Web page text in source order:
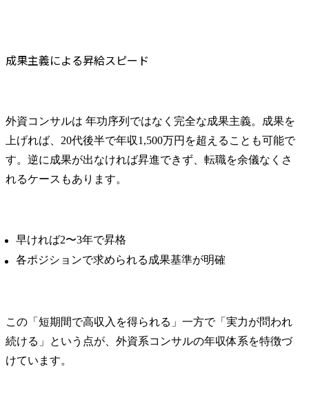
論理的思考力
語学力（特に英語）
即戦力として評価される人材の特徴
業界知識を持つ人材
プロジェクト推進の実績がある人材
書類選考
筆記試験・オンラインテスト
パートナー面接
外資コンサル転職時の年収交渉術
自分の市場価値を把握する方法
成果主義による昇給スピード
外資コンサルは 年功序列ではなく完全な成果主義。成果を
上げれば、20代後半で年収1,500万円を超えることも可能で
す。逆に成果が出なければ昇進できず、転職を余儀なくさ
れるケースもあります。
早ければ2〜3年で昇格
各ポジションで求められる成果基準が明確
この「短期間で高収入を得られる」一方で「実力が問われ
続ける」という点が、外資系コンサルの年収体系を特徴づ
けています。